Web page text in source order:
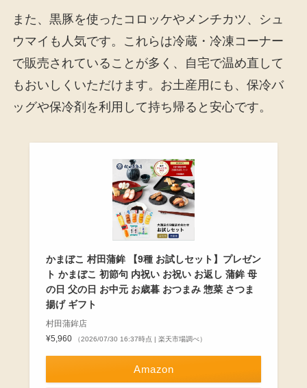
また、黒豚を使ったコロッケやメンチカツ、シュ
ウマイも人気です。これらは冷蔵・冷凍コーナー
で販売されていることが多く、自宅で温め直して
もおいしくいただけます。お土産用にも、保冷バ
ッグや保冷剤を利用して持ち帰ると安心です。
かまぼこ 村田蒲鉾 【9種 お試しセット】プレゼン
ト かまぼこ 初節句 内祝い お祝い お返し 蒲鉾 母
の日 父の日 お中元 お歳暮 おつまみ 惣菜 さつま
揚げ ギフト
村田蒲鉾店
¥5,960
（2026/07/30 16:37時点 | 楽天市場調べ）
Amazon